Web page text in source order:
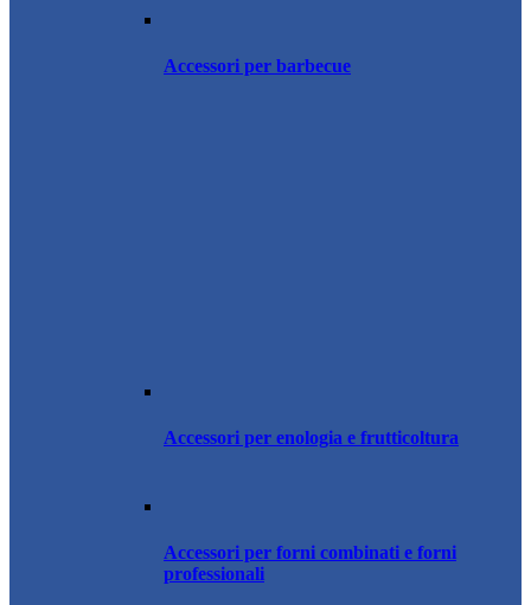
Accessori per barbecue
Accessori per enologia e frutticoltura
Accessori per forni combinati e forni
professionali